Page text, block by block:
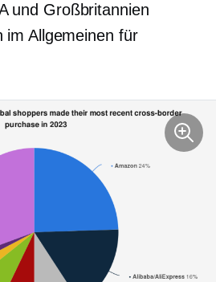
und Großbritannien
im Allgemeinen für